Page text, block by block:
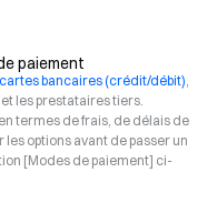
paiement
cartes bancaires (crédit/débit),
et les prestataires tiers.
termes de frais, de délais de
options avant de passer un
[Modes de paiement] ci-